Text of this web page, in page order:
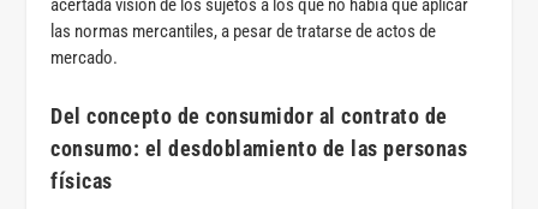
acertada visión de los sujetos a los que no había que aplicar
las normas mercantiles, a pesar de tratarse de actos de
mercado.
Del concepto de consumidor al contrato de
consumo: el desdoblamiento de las personas
físicas